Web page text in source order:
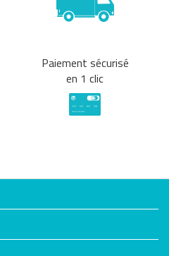
Paiement sécurisé
en 1 clic